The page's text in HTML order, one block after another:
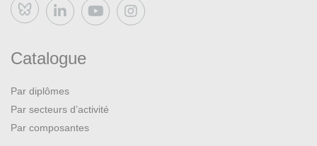
Bluesky
Catalogue
Par diplômes
Par secteurs d’activité
Par composantes